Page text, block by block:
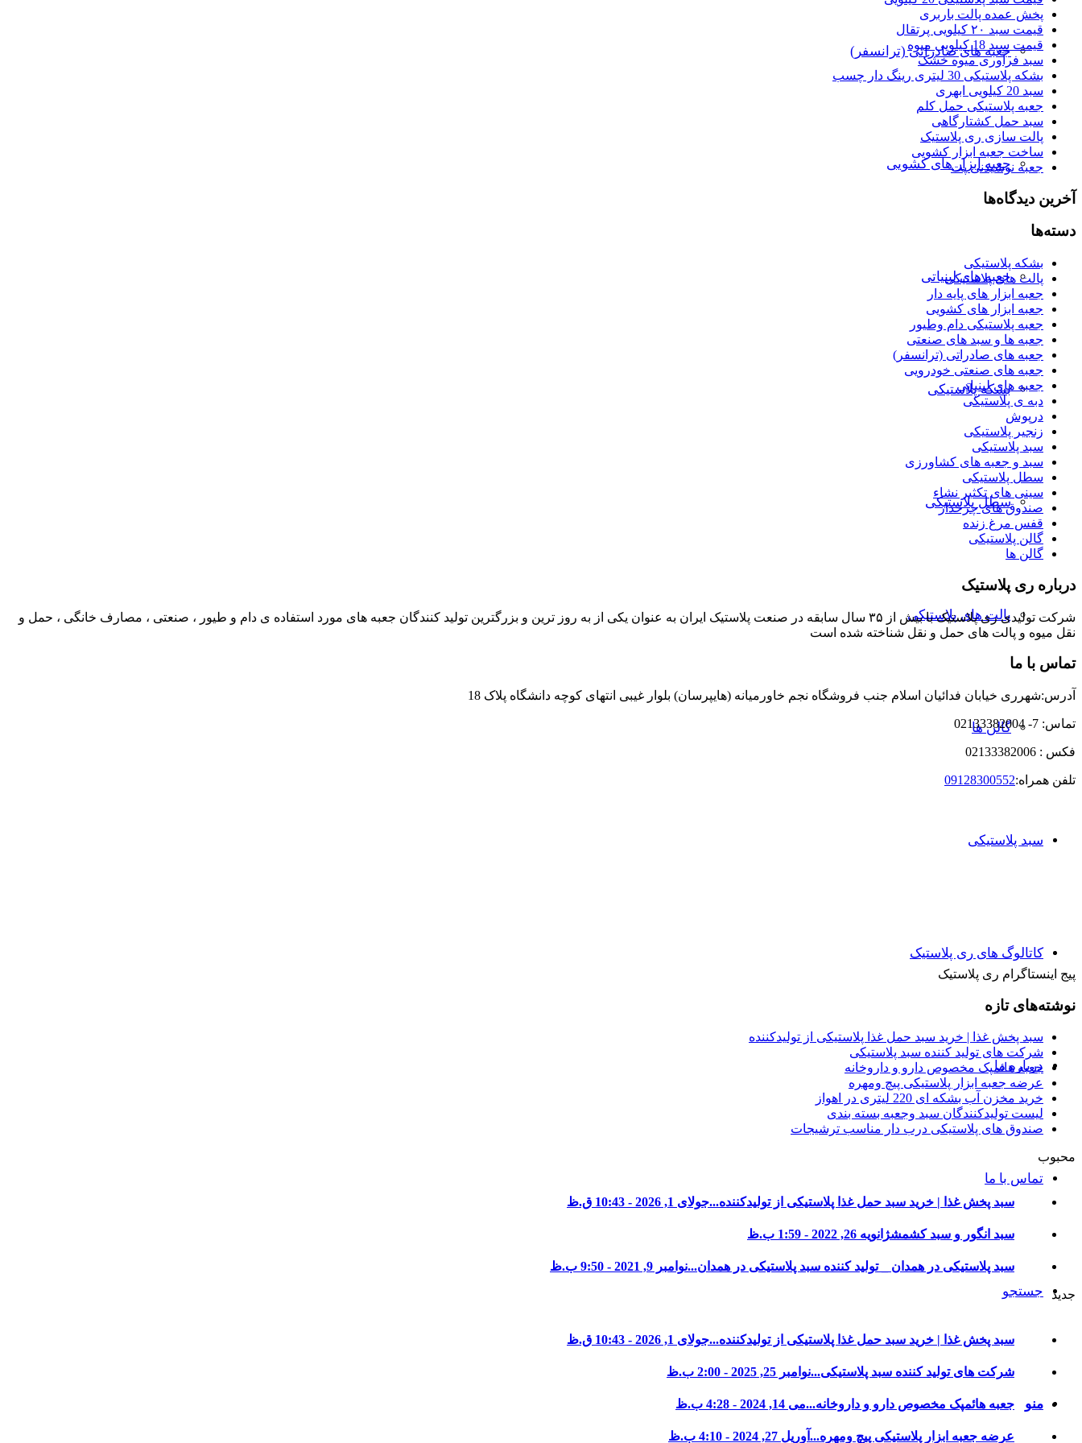
جعبه های صادراتی (ترانسفر)
جعبه ابزار های کشویی
جعبه های لبنیاتی
بشکه پلاستیکی
سطل پلاستیکی
پالت های پلاستیکی
گالن ها
سبد پلاستیکی
کاتالوگ های ری پلاستیک
درباره ما
تماس با ما
جستجو
منو
پخش عمده پالت باربری
قیمت سبد ۲۰ کیلویی پرتقال
قیمت سبد 18 کیلویی میوه
سبد فرآوری میوه خشک
بشکه پلاستیکی 30 لیتری رینگ دار چسب
سبد 20 کیلویی ابهری
جعبه پلاستیکی حمل کلم
سبد حمل کشتارگاهی
پالت سازی ری پلاستیک
ساخت جعبه ابزار کشویی
جعبه نوشیدنی پت
آخرین دیدگاه‌ها
دسته‌ها
بشکه پلاستیکی
پالت های پلاستیکی
جعبه ابزار های پایه دار
جعبه ابزار های کشویی
جعبه پلاستیکی دام وطیور
جعبه ها و سبد های صنعتی
جعبه های صادراتی (ترانسفر)
جعبه های صنعتی خودرویی
جعبه های لبنیاتی
دبه ی پلاستیکی
درپوش
زنجیر پلاستیکی
سبد پلاستیکی
سبد و جعبه های کشاورزی
سطل پلاستیکی
سینی های تکثیر نشاء
صندوق های چرخدار
قفس مرغ زنده
گالن پلاستیکی
گالن ها
درباره ری پلاستیک
شرکت تولیدی ری پلاستیک با بیش از ٣۵ سال سابقه در صنعت پلاستیک ایران به عنوان یکی از به روز ترین و بزرگترین تولید کنندگان جعبه های مورد استفاده ی دام و طیور ، صنعتی ، مصارف خانگی ، حمل و
نقل میوه و پالت های حمل و نقل شناخته شده است
تماس با ما
آدرس:شهرری خیابان فدائیان اسلام جنب فروشگاه نجم خاورمیانه (هایپرسان) بلوار غیبی انتهای کوچه دانشگاه پلاک 18
تماس: 7- 02133382004
فکس : 02133382006
تلفن همراه:09128300552
پیج اینستاگرام ری پلاستیک
نوشته‌های تازه
سبد پخش غذا | خرید سبد حمل غذا پلاستیکی از تولیدکننده
شرکت های تولید کننده سبد پلاستیکی
جعبه هائمپک مخصوص دارو و داروخانه
عرضه جعبه ابزار پلاستیکی پیچ ومهره
خرید مخزن آب بشکه ای 220 لیتری در اهواز
لیست تولیدکنندگان سبد وجعبه بسته بندی
صندوق های پلاستیکی درب دار مناسب ترشیجات
محبوب
سبد پخش غذا | خرید سبد حمل غذا پلاستیکی از تولیدکننده...جولای 1, 2026 - 10:43 ق.ظ
سبد انگور و سبد کشمشژانویه 26, 2022 - 1:59 ب.ظ
سبد پلاستیکی در همدان _ تولید کننده سبد پلاستیکی در همدان...نوامبر 9, 2021 - 9:50 ب.ظ
جدید
سبد پخش غذا | خرید سبد حمل غذا پلاستیکی از تولیدکننده...جولای 1, 2026 - 10:43 ق.ظ
شرکت های تولید کننده سبد پلاستیکی...نوامبر 25, 2025 - 2:00 ب.ظ
جعبه هائمپک مخصوص دارو و داروخانه...می 14, 2024 - 4:28 ب.ظ
عرضه جعبه ابزار پلاستیکی پیچ ومهره... آوریل 27, 2024 - 4:10 ب.ظ